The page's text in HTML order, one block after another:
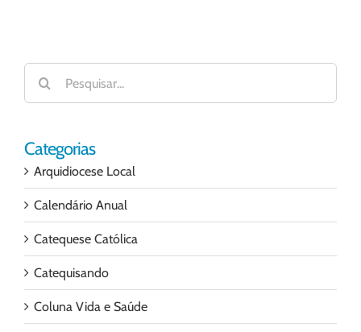
Buscar
resultados
para:
Categorias
Arquidiocese Local
Calendário Anual
Catequese Católica
Catequisando
Coluna Vida e Saúde